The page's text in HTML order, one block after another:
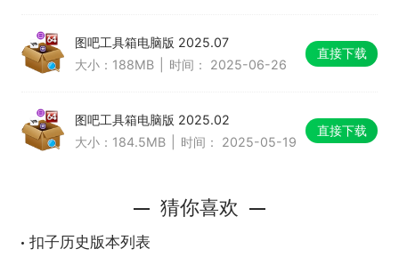
图吧工具箱电脑版 2025.07
大小：188MB
时间： 2025-06-26
直接下载
图吧工具箱电脑版 2025.02
大小：184.5MB
时间： 2025-05-19
直接下载
猜你喜欢
扣子历史版本列表